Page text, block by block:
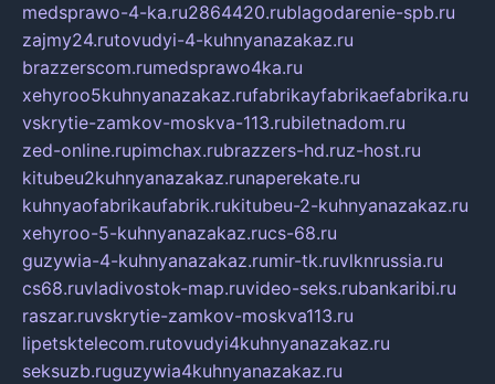
medsprawo-4-ka.ru2864420.rublagodarenie-spb.ru
zajmy24.rutovudyi-4-kuhnyanazakaz.ru
brazzerscom.rumedsprawo4ka.ru
xehyroo5kuhnyanazakaz.rufabrikayfabrikaefabrika.ru
vskrytie-zamkov-moskva-113.rubiletnadom.ru
zed-online.rupimchax.rubrazzers-hd.ruz-host.ru
kitubeu2kuhnyanazakaz.runaperekate.ru
kuhnyaofabrikaufabrik.rukitubeu-2-kuhnyanazakaz.ru
xehyroo-5-kuhnyanazakaz.rucs-68.ru
guzywia-4-kuhnyanazakaz.rumir-tk.ruvlknrussia.ru
cs68.ruvladivostok-map.ruvideo-seks.rubankaribi.ru
raszar.ruvskrytie-zamkov-moskva113.ru
lipetsktelecom.rutovudyi4kuhnyanazakaz.ru
seksuzb.ruguzywia4kuhnyanazakaz.ru